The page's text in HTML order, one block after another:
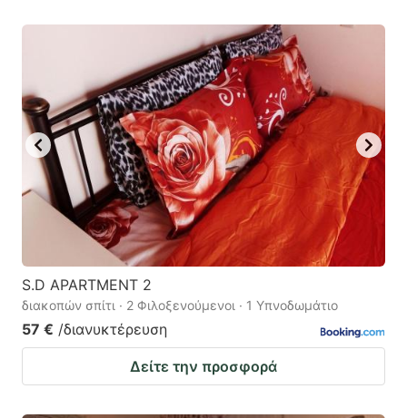
S.D APARTMENT 2
διακοπών σπίτι · 2 Φιλοξενούμενοι · 1 Υπνοδωμάτιο
57 € /διανυκτέρευση
Δείτε την προσφορά